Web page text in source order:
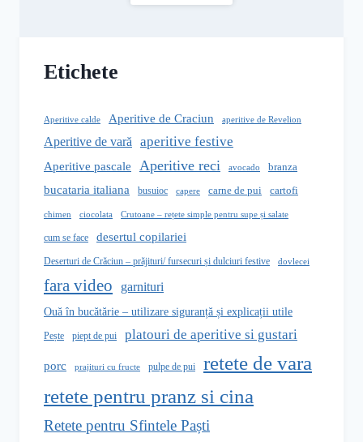
Etichete
Aperitive calde Aperitive de Craciun aperitive de Revelion
Aperitive de vară aperitive festive
Aperitive pascale Aperitive reci avocado branza
bucataria italiana busuioc capere carne de pui cartofi
chimen ciocolata Crutoane – rețete simple pentru supe și salate
cum se face desertul copilariei
Deserturi de Crăciun – prăjituri/ fursecuri și dulciuri festive dovlecei
fara video garnituri
Ouă în bucătărie – utilizare siguranță și explicații utile
Pește piept de pui platouri de aperitive si gustari
porc prajituri cu fructe pulpe de pui
retete de vara
retete pentru pranz si cina
Retete pentru Sfintele Paști